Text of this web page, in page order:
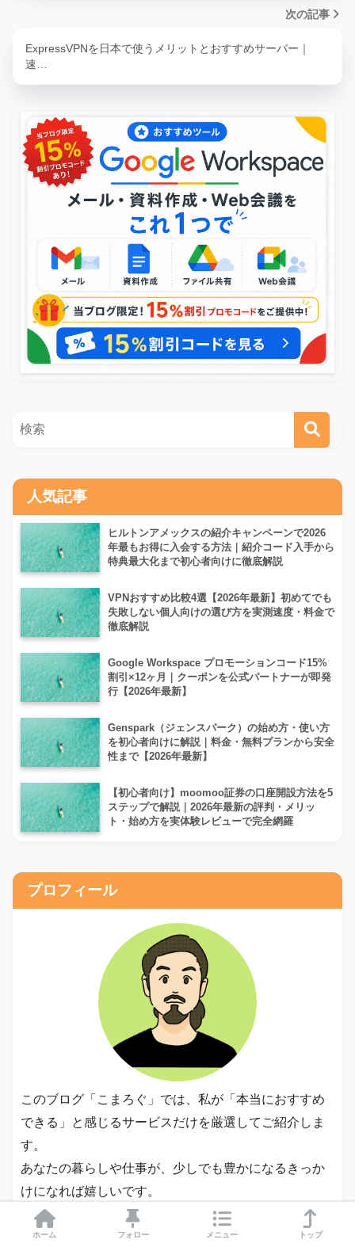
次の記事
ExpressVPNを日本で使うメリットとおすすめサーバー｜
速…
人気記事
ヒルトンアメックスの紹介キャンペーンで2026
年最もお得に入会する方法｜紹介コード入手から
特典最大化まで初心者向けに徹底解説
VPNおすすめ比較4選【2026年最新】初めてでも
失敗しない個人向けの選び方を実測速度・料金で
徹底解説
Google Workspace プロモーションコード15%
割引×12ヶ月｜クーポンを公式パートナーが即発
行【2026年最新】
Genspark（ジェンスパーク）の始め方・使い方
を初心者向けに解説｜料金・無料プランから安全
性まで【2026年最新】
【初心者向け】moomoo証券の口座開設方法を5
ステップで解説｜2026年最新の評判・メリッ
ト・始め方を実体験レビューで完全網羅
プロフィール
このブログ「こまろぐ」では、私が「本当におすすめ
できる」と感じるサービスだけを厳選してご紹介しま
す。
あなたの暮らしや仕事が、少しでも豊かになるきっか
けになれば嬉しいです。
40代 / 会社経営者/ 自営業
ITエンジニア、ウェブデザイナー、不動産大家、宅地建物
ホーム フォロー メニュー トップ